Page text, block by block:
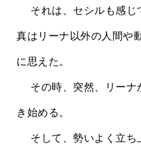
真はリーナ以外の人間や
に思えた。
き始める。